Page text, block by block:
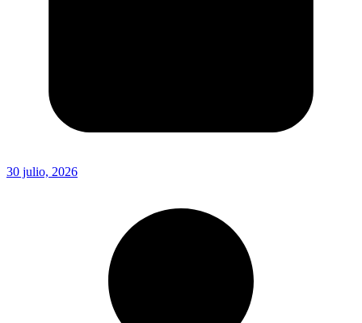
30 julio, 2026